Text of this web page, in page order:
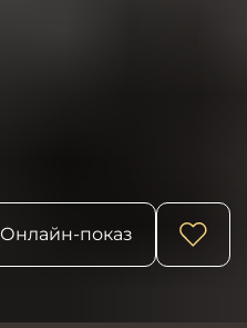
Онлайн-показ